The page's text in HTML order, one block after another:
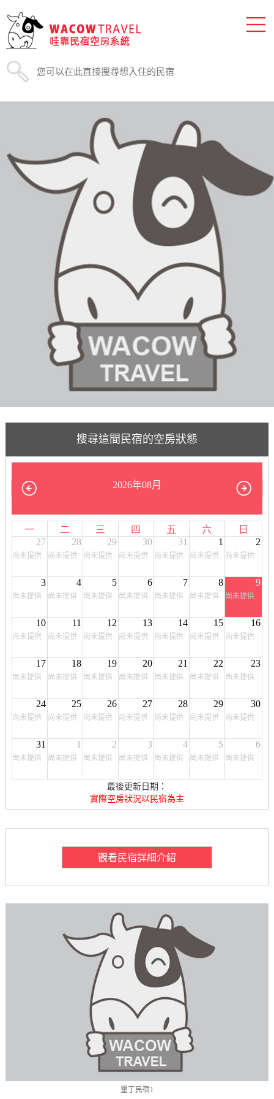
搜尋這間民宿的空房狀態
2026年08月
一 二 三 四 五 六
日
27
尚未提供
28
尚未提供
29
尚未提供
30
尚未提供
31
尚未提供
1
尚未提供
2
尚未提供
3
尚未提供
4
尚未提供
5
尚未提供
6
尚未提供
7
尚未提供
8
尚未提供
9
尚未提供
10
尚未提供
11
尚未提供
12
尚未提供
13
尚未提供
14
尚未提供
15
尚未提供
16
尚未提供
17
尚未提供
18
尚未提供
19
尚未提供
20
尚未提供
21
尚未提供
22
尚未提供
23
尚未提供
24
尚未提供
25
尚未提供
26
尚未提供
27
尚未提供
28
尚未提供
29
尚未提供
30
尚未提供
31
尚未提供
1
尚未提供
2
尚未提供
3
尚未提供
4
尚未提供
5
尚未提供
6
尚未提供
最後更新日期：
實際空房狀況以民宿為主
觀看民宿詳細介紹
墾丁民宿1